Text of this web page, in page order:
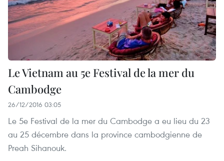
Le Vietnam au 5e Festival de la mer du
Cambodge
26/12/2016 03:05
Le 5e Festival ​de la mer du Cambodge a eu lieu du 23
au 25 décembre dans la province cambodgienne de
Preah Sihanouk.